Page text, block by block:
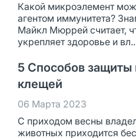
Какой микроэлемент
агентом иммунитета?
Майкл Мюррей считает,
укрепляет здоровье и
5 Способов защиты
клещей
06 Марта 2023
С приходом весны
животных приходится